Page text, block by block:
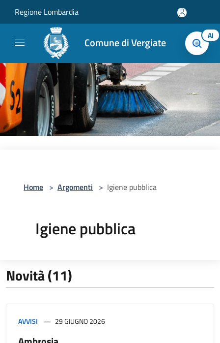
Regione Lombardia
Comune di Vergiate AI
Home > Argomenti > Igiene pubblica
Igiene pubblica
Novità (11)
AVVISI 29 GIUGNO 2026